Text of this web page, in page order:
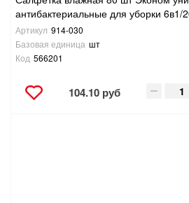
антибактериальные для уборки 6в1/
Артикул 914-030
Базовая единица шт
Код 566201
104.10 руб